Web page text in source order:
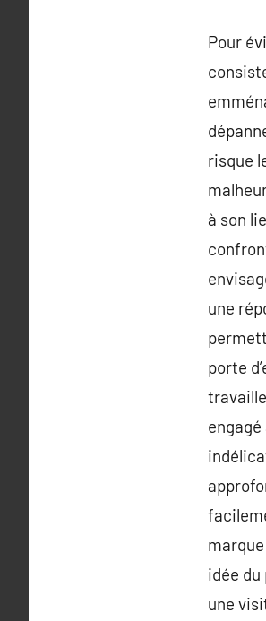
Pour
risque
à son
une
porte
idée
une